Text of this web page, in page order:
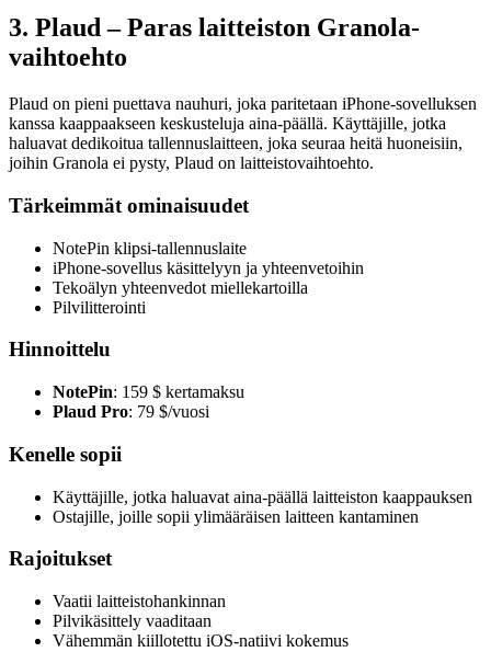
3. Plaud – Paras laitteiston Granola-
vaihtoehto
Plaud on pieni puettava nauhuri, joka paritetaan iPhone-sovelluksen
kanssa kaappaakseen keskusteluja aina-päällä. Käyttäjille, jotka
haluavat dedikoitua tallennuslaitteen, joka seuraa heitä huoneisiin,
joihin Granola ei pysty, Plaud on laitteistovaihtoehto.
Tärkeimmät ominaisuudet
NotePin klipsi-tallennuslaite
iPhone-sovellus käsittelyyn ja yhteenvetoihin
Tekoälyn yhteenvedot miellekartoilla
Pilvilitterointi
Hinnoittelu
NotePin: 159 $ kertamaksu
Plaud Pro: 79 $/vuosi
Kenelle sopii
Käyttäjille, jotka haluavat aina-päällä laitteiston kaappauksen
Ostajille, joille sopii ylimääräisen laitteen kantaminen
Rajoitukset
Vaatii laitteistohankinnan
Pilvikäsittely vaaditaan
Vähemmän kiillotettu iOS-natiivi kokemus